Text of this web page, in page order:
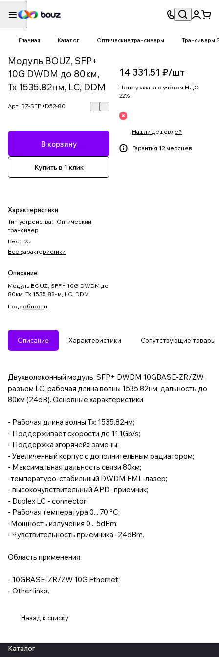
Главная Каталог Оптические трансиверы Трансиверы
Модуль BOUZ, SFP+
10G DWDM до 80км,
Tx 1535.82нм, LC, DDM
Арт. BZ-SFP+D52-80
В корзину
Купить в 1 клик
Характеристики
Тип устройства : Оптический
трансивер
Вес : 25
Все характеристики
Описание
Модуль BOUZ, SFP+ 10G DWDM до
80км, Tx 1535.82нм, LC, DDM
Подробности
14 331.51 ₽/шт
Цена указана с учётом НДС
22%
Нашли дешевле?
Гарантия 12 месяцев
Описание Характеристики Сопутствующие товары
Двухволоконный модуль, SFP+ DWDM 10GBASE-ZR/ZW,
разъем LC, рабочая длина волны 1535.82нм, дальность до
80км (24dB). Основные характеристики:
- Рабочая длина волны Tx: 1535.82нм;
- Поддерживает скорости до 11.1Gb/s;
- Поддержка «горячей» замены;
- Увеличенный корпус с дополнительным радиатором;
- Максимальная дальность связи 80км;
-температуро-стабильный DWDM EML-лазер;
- высокочувствительный APD- приемник;
- Duplex LC - connector;
- Рабочая температура 0... 70 °C;
-Мощность излучения 0... 5dBm;
- Чувствительность приемника -24dBm.
Область применения:
- 10GBASE-ZR/ZW 10G Ethernet;
- Other links.
Назад к списку
Каталог